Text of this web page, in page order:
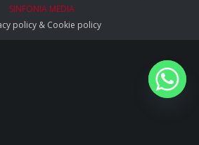
SINFONIA MEDIA
policy& Cookie policy